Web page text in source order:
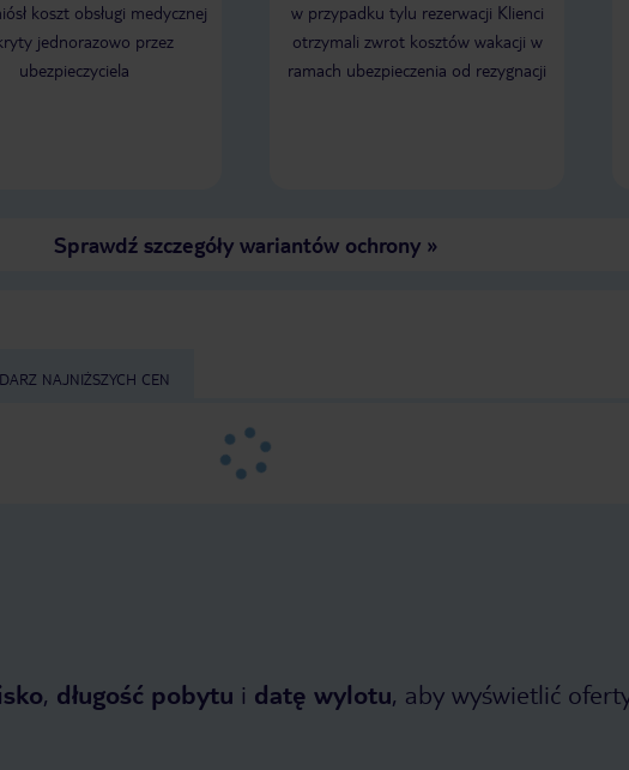
koszt obsługi medycznej
jednorazowo przez
ubezpieczyciela
w przypadku tylu rezerwacji Klienci
otrzymali zwrot kosztów wakacji w
ramach ubezpieczenia od rezygnacji
Sprawdź szczegóły wariantów ochrony»
NAJNIŻSZYCH CEN
, długość pobytu i datę wylotu, aby wyświetlić